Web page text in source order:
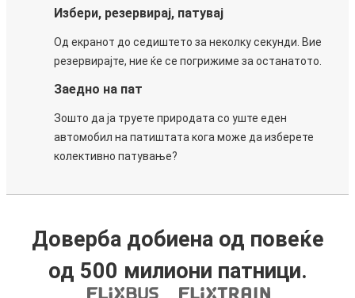
Избери, резервирај, патувај
Од екранот до седиштето за неколку секунди. Вие
резервирајте, ние ќе се погрижиме за останатото.
Заедно на пат
Зошто да ја труете природата со уште еден
автомобил на патиштата кога може да изберете
колективно патување?
Доверба добиена од повеќе
од 500 милиони патници.